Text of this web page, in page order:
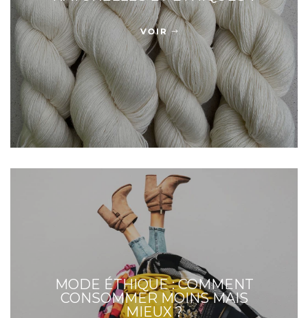
VOIR
MODE ÉTHIQUE : COMMENT
CONSOMMER MOINS MAIS
MIEUX ?